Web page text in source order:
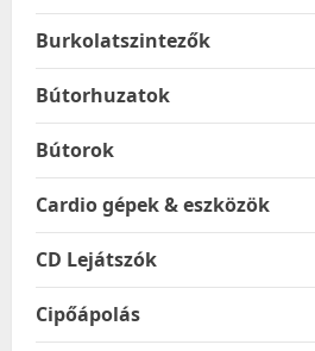
Burkolatszintezők
Bútorhuzatok
Bútorok
Cardio gépek & eszközök
CD Lejátszók
Cipőápolás